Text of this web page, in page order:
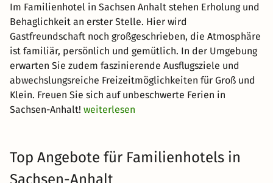
Im Familienhotel in Sachsen Anhalt stehen Erholung und
Behaglichkeit an erster Stelle. Hier wird
Gastfreundschaft noch großgeschrieben, die Atmosphäre
ist familiär, persönlich und gemütlich. In der Umgebung
erwarten Sie zudem faszinierende Ausflugsziele und
abwechslungsreiche Freizeitmöglichkeiten für Groß und
Klein. Freuen Sie sich auf unbeschwerte Ferien in
Sachsen-Anhalt! weiterlesen
Top Angebote für Familienhotels in
Sachsen-Anhalt